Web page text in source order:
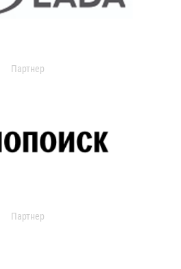
Партнер
Партнер